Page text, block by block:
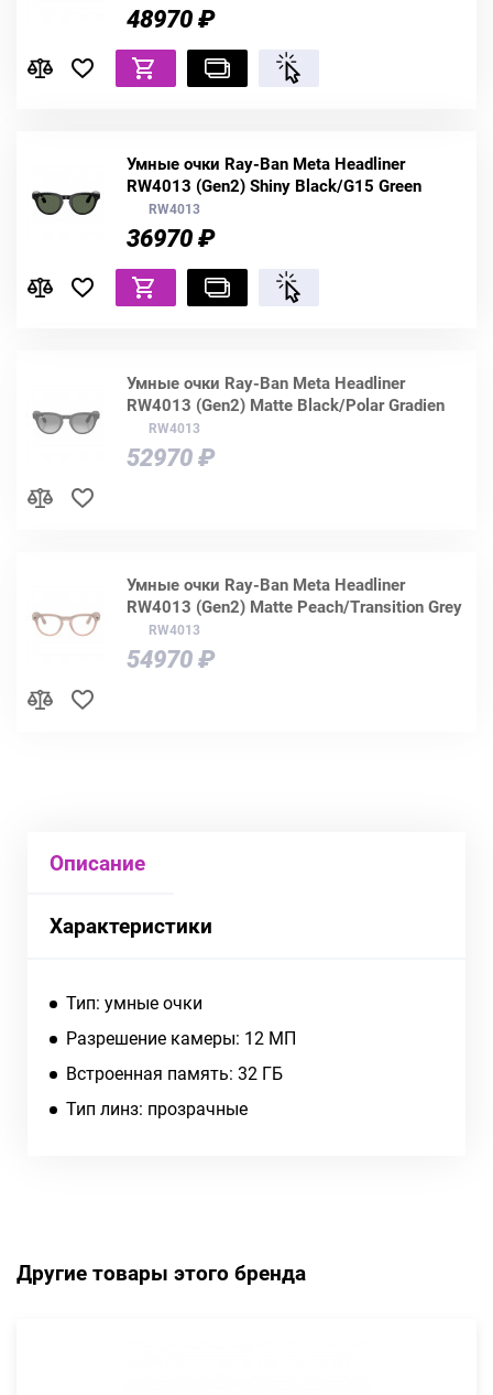
48970 ₽
Умные очки Ray-Ban Meta Headliner
RW4013 (Gen2) Shiny Black/G15 Green
RW4013
36970 ₽
Умные очки Ray-Ban Meta Headliner
RW4013 (Gen2) Matte Black/Polar Gradien
RW4013
52970 ₽
Умные очки Ray-Ban Meta Headliner
RW4013 (Gen2) Matte Peach/Transition Grey
RW4013
54970 ₽
Описание
Характеристики
Тип: умные очки
Разрешение камеры: 12 МП
Встроенная память: 32 ГБ
Тип линз: прозрачные
Другие товары этого бренда